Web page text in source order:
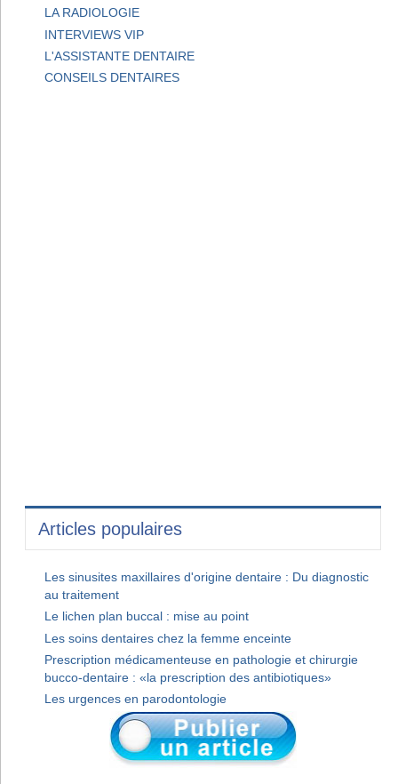
LA RADIOLOGIE
INTERVIEWS VIP
L'ASSISTANTE DENTAIRE
CONSEILS DENTAIRES
Articles populaires
Les sinusites maxillaires d'origine dentaire : Du diagnostic
au traitement
Le lichen plan buccal : mise au point
Les soins dentaires chez la femme enceinte
Prescription médicamenteuse en pathologie et chirurgie
bucco-dentaire : «la prescription des antibiotiques»
Les urgences en parodontologie